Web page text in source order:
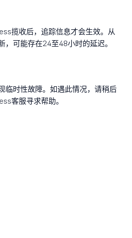
揽收后，追踪信息才会生效。从
，可能存在24至48小时的延迟。
临时性故障。如遇此情况，请稍后
客服寻求帮助。